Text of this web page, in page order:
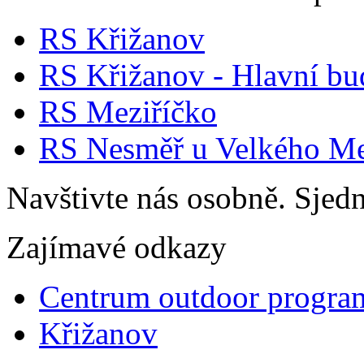
RS Křižanov
RS Křižanov - Hlavní
RS Meziříčko
RS Nesměř u Velkého
Navštivte nás osobně.
Zajímavé odkazy
Centrum outdoor
Křižanov